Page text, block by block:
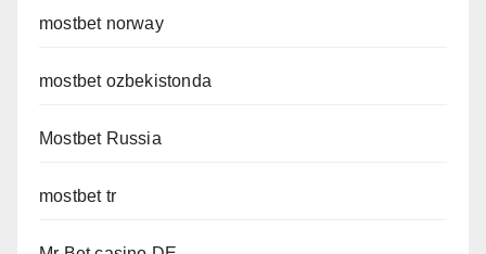
mostbet norway
mostbet ozbekistonda
Mostbet Russia
mostbet tr